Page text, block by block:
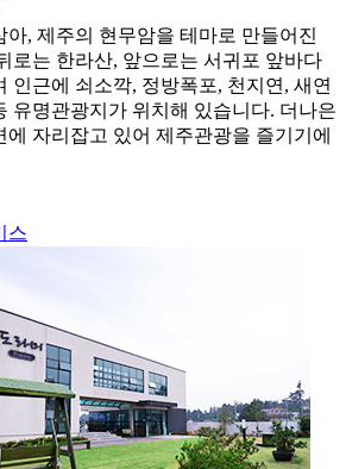
아, 제주의 현무암을 테마로 만들어진
로는 한라산, 앞으로는 서귀포 앞바다
인근에 쇠소깍, 정방폭포, 천지연, 새연
유명관광지가 위치해 있습니다. 더나은
에 자리잡고 있어 제주관광을 즐기기에
스